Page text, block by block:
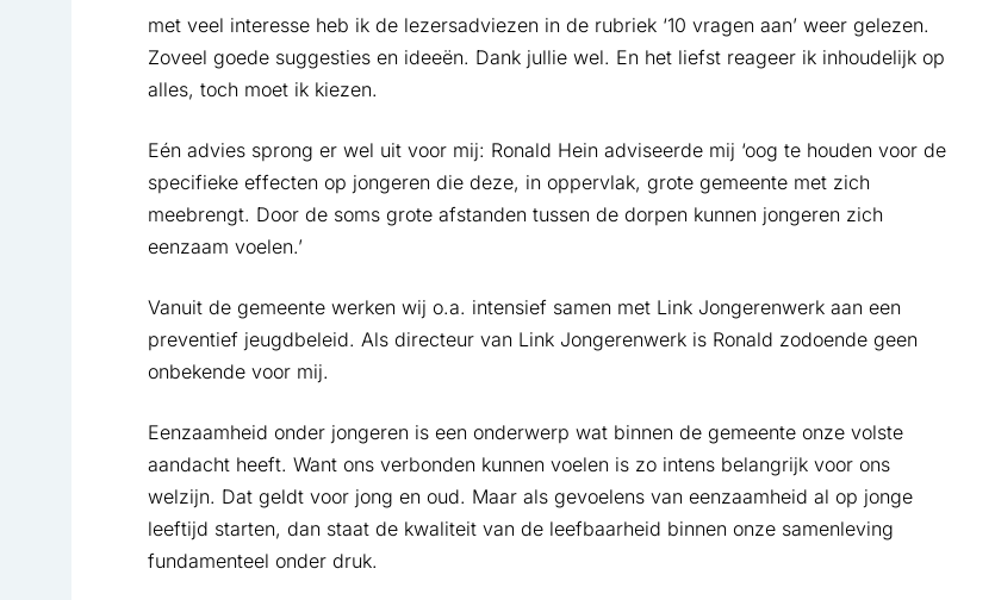
met veel interesse heb ik de lezersadviezen in de rubriek ‘10 vragen aan’ weer gelezen.
Zoveel goede suggesties en ideeën. Dank jullie wel. En het liefst reageer ik inhoudelijk op
alles, toch moet ik kiezen.
Eén advies sprong er wel uit voor mij: Ronald Hein adviseerde mij ‘oog te houden voor de
specifieke effecten op jongeren die deze, in oppervlak, grote gemeente met zich
meebrengt. Door de soms grote afstanden tussen de dorpen kunnen jongeren zich
eenzaam voelen.’
Vanuit de gemeente werken wij o.a. intensief samen met Link Jongerenwerk aan een
preventief jeugdbeleid. Als directeur van Link Jongerenwerk is Ronald zodoende geen
onbekende voor mij.
Eenzaamheid onder jongeren is een onderwerp wat binnen de gemeente onze volste
aandacht heeft. Want ons verbonden kunnen voelen is zo intens belangrijk voor ons
welzijn. Dat geldt voor jong en oud. Maar als gevoelens van eenzaamheid al op jonge
leeftijd starten, dan staat de kwaliteit van de leefbaarheid binnen onze samenleving
fundamenteel onder druk.